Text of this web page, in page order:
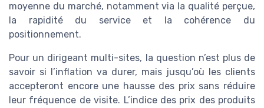
moyenne du marché, notamment via la qualité perçue,
la rapidité du service et la cohérence du
positionnement.
Pour un dirigeant multi-sites, la question n’est plus de
savoir si l’inflation va durer, mais jusqu’où les clients
accepteront encore une hausse des prix sans réduire
leur fréquence de visite. L’indice des prix des produits